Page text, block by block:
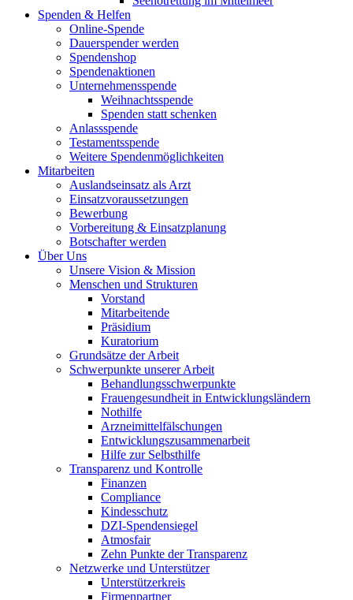
Spenden & Helfen
Online-Spende
Dauerspender werden
Spendenshop
Spendenaktionen
Unternehmens­spende
Weihnachtsspende
Spenden statt schenken
Anlassspende
Testamentsspende
Weitere Spenden­möglichkeiten
Mitarbeiten
Auslandseinsatz als Arzt
Einsatzvoraussetzungen
Bewerbung
Vorbereitung & Einsatzplanung
Botschafter werden
Über Uns
Unsere Vision & Mission
Menschen und Strukturen
Vorstand
Mitarbeitende
Präsidium
Kuratorium
Grundsätze der Arbeit
Schwerpunkte unserer Arbeit
Behandlungs­schwerpunkte
Frauengesundheit in Entwicklungsländern
Nothilfe
Arzneimittel­fälschungen
Entwicklungs­zusammenarbeit
Hilfe zur Selbsthilfe
Transparenz und Kontrolle
Finanzen
Compliance
Kindesschutz
DZI-Spendensiegel
Atmosfair
Zehn Punkte der Transparenz
Netzwerke und Unterstützer
Unterstützerkreis
Firmenpartner